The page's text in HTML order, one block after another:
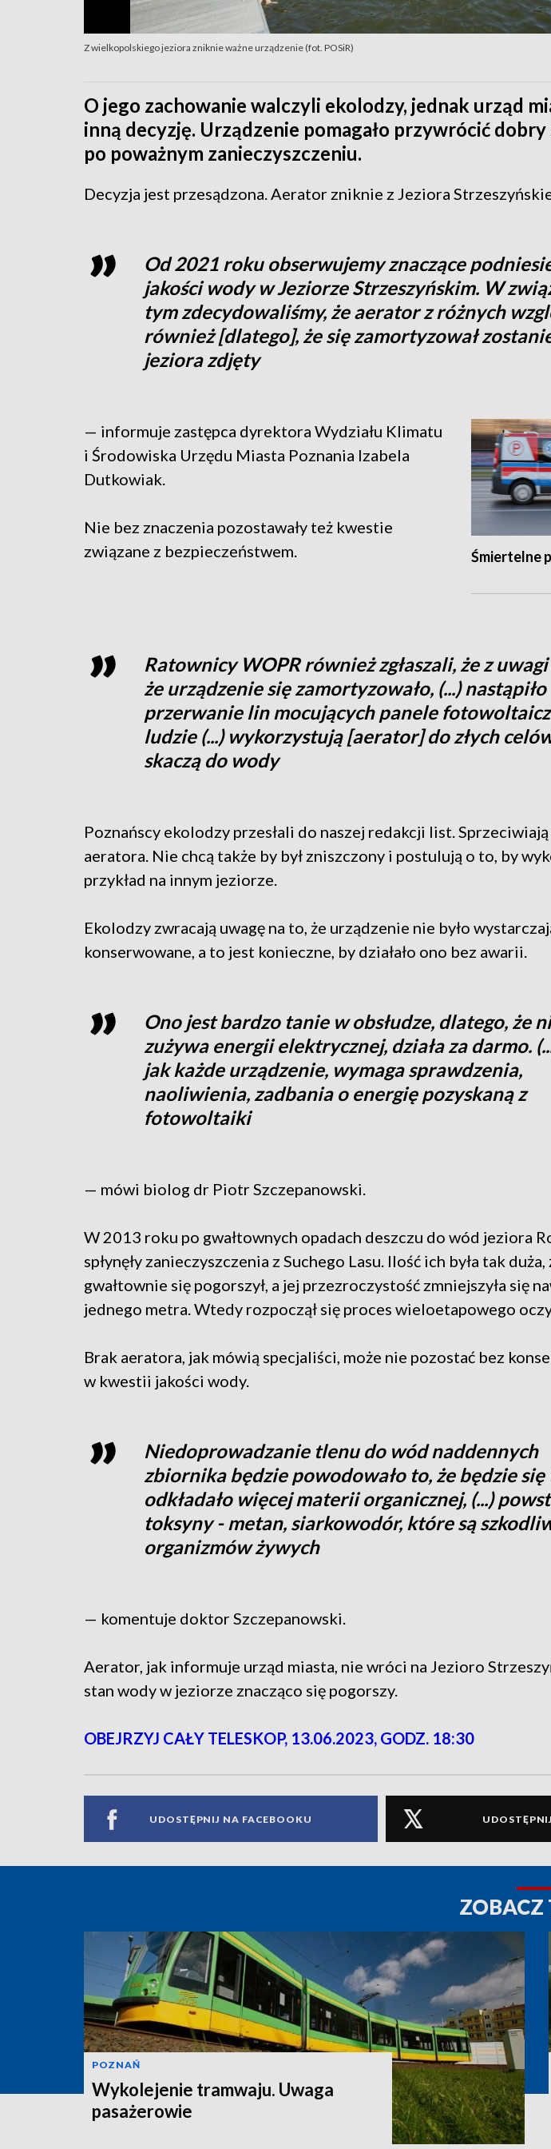
Z wielkopolskiego jeziora zniknie ważne urządzenie (fot. POSiR)
O jego zachowanie walczyli ekolodzy, jednak urząd
inną decyzję. Urządzenie pomagało przywrócić
po poważnym zanieczyszczeniu.
Decyzja jest przesądzona. Aerator zniknie z Jeziora
Od 2021 roku obserwujemy znaczące
jakości wody w Jeziorze Strzeszyńskim. W
tym zdecydowaliśmy, że aerator z różnych
również [dlatego], że się zamortyzował
jeziora zdjęty
Śmiertelne
— informuje zastępca dyrektora Wydziału Klimatu
i Środowiska Urzędu Miasta Poznania Izabela
Dutkowiak.
Nie bez znaczenia pozostawały też kwestie
związane z bezpieczeństwem.
Ratownicy WOPR również zgłaszali, że z
że urządzenie się zamortyzowało, (...) nastąpiło
przerwanie lin mocujących panele
ludzie (...) wykorzystują [aerator] do złych
skaczą do wody
Poznańscy ekolodzy przesłali do naszej redakcji list.
aeratora. Nie chcą także by był zniszczony i postulują o to, by
przykład na innym jeziorze.
Ekolodzy zwracają uwagę na to, że urządzenie nie było
konserwowane, a to jest konieczne, by działało ono bez awarii.
Ono jest bardzo tanie w obsłudze, dlatego, że
zużywa energii elektrycznej, działa za darmo.
jak każde urządzenie, wymaga sprawdzenia,
naoliwienia, zadbania o energię pozyskaną z
fotowoltaiki
— mówi biolog dr Piotr Szczepanowski.
W 2013 roku po gwałtownych opadach deszczu do wód jeziora
spłynęły zanieczyszczenia z Suchego Lasu. Ilość ich była tak
gwałtownie się pogorszył, a jej przezroczystość zmniejszyła się
jednego metra. Wtedy rozpoczął się proces wieloetapowego
Brak aeratora, jak mówią specjaliści, może nie pozostać bez
w kwestii jakości wody.
Niedoprowadzanie tlenu do wód naddennych
zbiornika będzie powodowało to, że będzie się
odkładało więcej materii organicznej, (...)
toksyny - metan, siarkowodór, które są
organizmów żywych
— komentuje doktor Szczepanowski.
Aerator, jak informuje urząd miasta, nie wróci na Jezioro
stan wody w jeziorze znacząco się pogorszy.
OBEJRZYJ CAŁY TELESKOP, 13.06.2023, GODZ. 18:30
UDOSTĘPNIJ NA FACEBOOKU
ZOBACZ
POZNAŃ
Wykolejenie tramwaju. Uwaga
pasażerowie